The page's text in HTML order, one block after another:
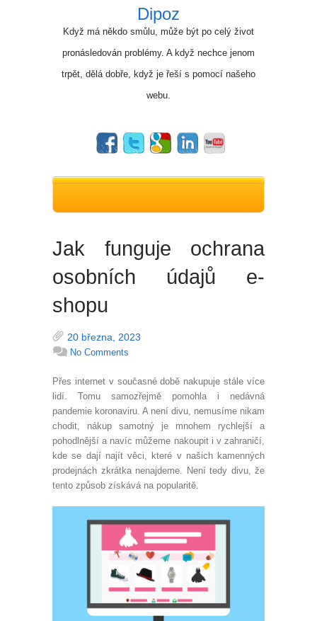
Dipoz
Když má někdo smůlu, může být po celý život
pronásledován problémy. A když nechce jenom
trpět, dělá dobře, když je řeší s pomocí našeho
webu.
Jak funguje ochrana
osobních údajů e-
shopu
20 března, 2023
No Comments
Přes internet v současné době nakupuje stále více
lidí. Tomu samozřejmě pomohla i nedávná
pandemie koronaviru. A není divu, nemusíme nikam
chodit, nákup samotný je mnohem rychlejší a
pohodlnější a navíc můžeme nakoupit i v zahraničí,
kde se dají najít věci, které v našich kamenných
prodejnách zkrátka nenajdeme. Není tedy divu, že
tento způsob získává na popularitě.